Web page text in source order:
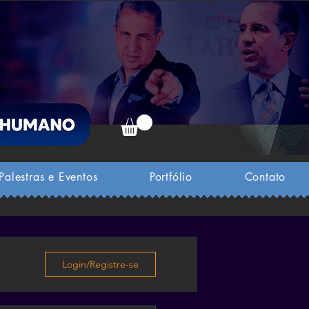
Palestras e Eventos Portfólio Contato
Login/Registre-se